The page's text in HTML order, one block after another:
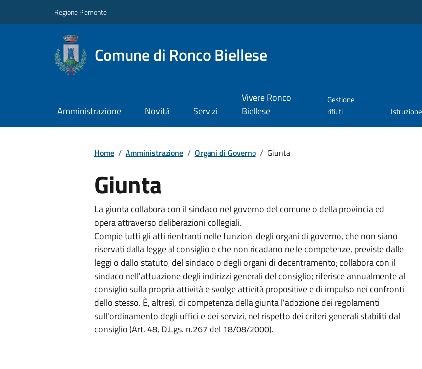
Regione Piemonte
Comune di Ronco Biellese
Amministrazione Novità Servizi
Vivere Ronco
Biellese
Gestione
rifiuti
Istruzione
Home / Amministrazione / Organi di Governo / Giunta
Giunta
La giunta collabora con il sindaco nel governo del comune o della provincia ed
opera attraverso deliberazioni collegiali.
Compie tutti gli atti rientranti nelle funzioni degli organi di governo, che non siano
riservati dalla legge al consiglio e che non ricadano nelle competenze, previste dalle
leggi o dallo statuto, del sindaco o degli organi di decentramento; collabora con il
sindaco nell'attuazione degli indirizzi generali del consiglio; riferisce annualmente al
consiglio sulla propria attività e svolge attività propositive e di impulso nei confronti
dello stesso. È, altresì, di competenza della giunta l'adozione dei regolamenti
sull'ordinamento degli uffici e dei servizi, nel rispetto dei criteri generali stabiliti dal
consiglio (Art. 48, D.Lgs. n.267 del 18/08/2000).